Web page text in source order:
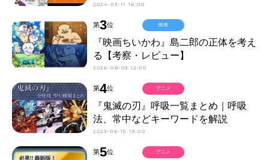
2024-03-11 16:00
第3位
『映画ちいかわ』島二郎の正体を考え
る【考察・レビュー】
2026-08-03 12:00
映画
第4位
『鬼滅の刃』呼吸一覧まとめ｜呼吸
法、常中などキーワードを解説
2023-06-15 19:00
アニメ
第5位 アニメ